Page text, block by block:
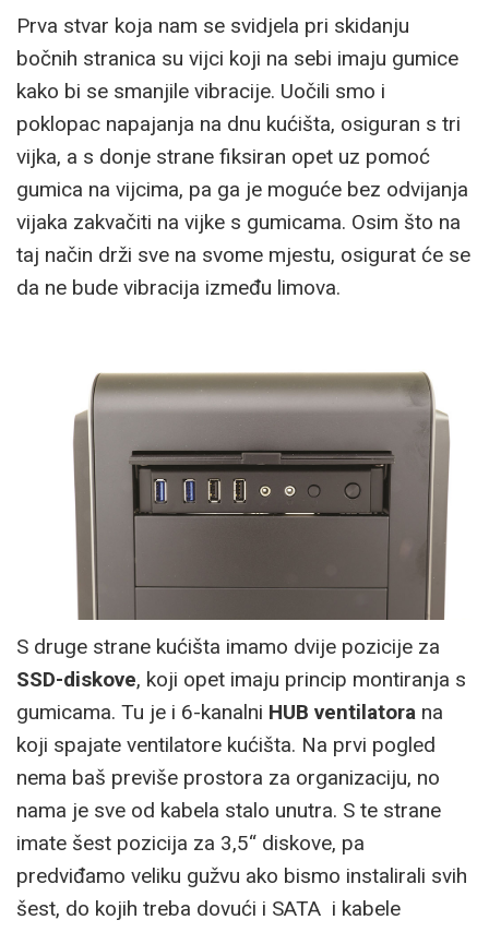
Prva stvar koja nam se svidjela pri skidanju
bočnih stranica su vijci koji na sebi imaju gumice
kako bi se smanjile vibracije. Uočili smo i
poklopac napajanja na dnu kućišta, osiguran s tri
vijka, a s donje strane fiksiran opet uz pomoć
gumica na vijcima, pa ga je moguće bez odvijanja
vijaka zakvačiti na vijke s gumicama. Osim što na
taj način drži sve na svome mjestu, osigurat će se
da ne bude vibracija između limova.
S druge strane kućišta imamo dvije pozicije za
SSD-diskove, koji opet imaju princip montiranja s
gumicama. Tu je i 6-kanalni HUB ventilatora na
koji spajate ventilatore kućišta. Na prvi pogled
nema baš previše prostora za organizaciju, no
nama je sve od kabela stalo unutra. S te strane
imate šest pozicija za 3,5“ diskove, pa
predviđamo veliku gužvu ako bismo instalirali svih
šest, do kojih treba dovući i SATA i kabele